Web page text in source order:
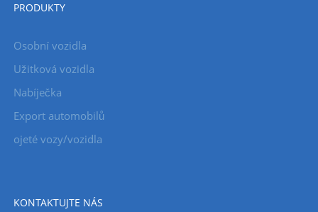
PRODUKTY
Osobní vozidla
Užitková vozidla
Nabíječka
Export automobilů
ojeté vozy/vozidla
KONTAKTUJTE NÁS